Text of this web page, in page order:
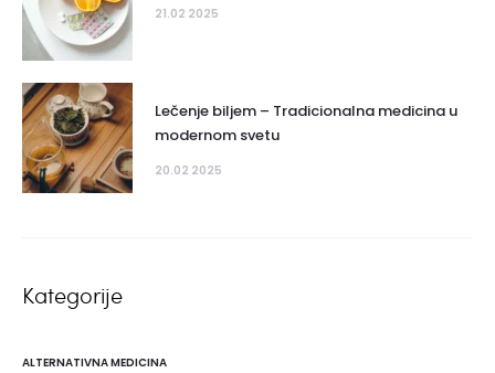
21.02 2025
Lečenje biljem – Tradicionalna medicina u
modernom svetu
20.02 2025
Kategorije
ALTERNATIVNA MEDICINA